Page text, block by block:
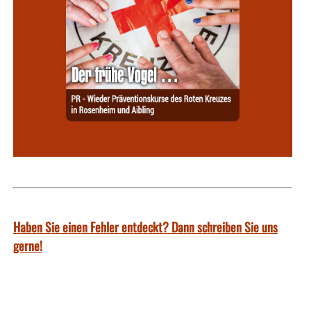
Haben Sie einen Fehler entdeckt? Dann schreiben Sie uns
gerne!